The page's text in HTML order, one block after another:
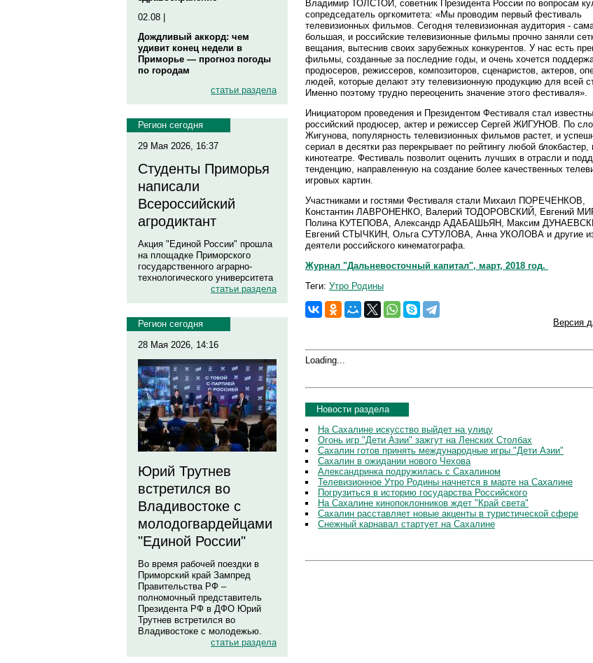
02.08 |
Дождливый аккорд: чем
удивит конец недели в
Приморье — прогноз погоды
по городам
статьи раздела
Регион сегодня
29 Мая 2026, 16:37
Студенты Приморья
написали
Всероссийский
агродиктант
Акция "Единой России" прошла
на площадке Приморского
государственного аграрно-
технологического университета
статьи раздела
Регион сегодня
28 Мая 2026, 14:16
Юрий Трутнев
встретился во
Владивостоке с
молодогвардейцами
"Единой России"
Во время рабочей поездки в
Приморский край Зампред
Правительства РФ –
полномочный представитель
Президента РФ в ДФО Юрий
Трутнев встретился во
Владивостоке с молодежью.
статьи раздела
Владимир ТОЛСТОЙ, советник Президента России по вопросам
сопредседатель оргкомитета: «Мы проводим первый фестиваль
телевизионных фильмов. Сегодня телевизионная аудитория -
большая, и российские телевизионные фильмы прочно заняли
вещания, вытеснив своих зарубежных конкурентов. У нас есть
фильмы, созданные за последние годы, и очень хочется
продюсеров, режиссеров, композиторов, сценаристов, актеров,
людей, которые делают эту телевизионную продукцию для всей
Именно поэтому трудно переоценить значение этого фестиваля».
Инициатором проведения и Президентом Фестиваля стал
российский продюсер, актер и режиссер Сергей ЖИГУНОВ. По
Жигунова, популярность телевизионных фильмов растет, и
сериал в десятки раз перекрывает по рейтингу любой
кинотеатре. Фестиваль позволит оценить лучших в отрасли и
тенденцию, направленную на создание более качественных
игровых картин.
Участниками и гостями Фестиваля стали Михаил ПОРЕЧЕНКОВ,
Константин ЛАВРОНЕНКО, Валерий ТОДОРОВСКИЙ, Евгений
Полина КУТЕПОВА, Александр АДАБАШЬЯН, Максим
Евгений СТЫЧКИН, Ольга СУТУЛОВА, Анна УКОЛОВА и другие
деятели российского кинематографа.
Журнал "Дальневосточный капитал", март, 2018 год.
Теги: Утро Родины
Версия
Loading...
Новости раздела
На Сахалине искусство выйдет на улицу
Огонь игр "Дети Азии" зажгут на Ленских Столбах
Сахалин готов принять международные игры "Дети Азии"
Сахалин в ожидании нового Чехова
Александринка подружилась с Сахалином
Телевизионное Утро Родины начнется в марте на Сахалине
Погрузиться в историю государства Российского
На Сахалине кинопоклонников ждет "Край света"
Сахалин расставляет новые акценты в туристической сфере
Снежный карнавал стартует на Сахалине